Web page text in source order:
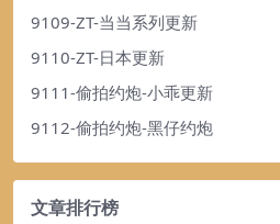
9109-ZT-当当系列更新
9110-ZT-日本更新
9111-偷拍约炮-小乖更新
9112-偷拍约炮-黑仔约炮
文章排行榜